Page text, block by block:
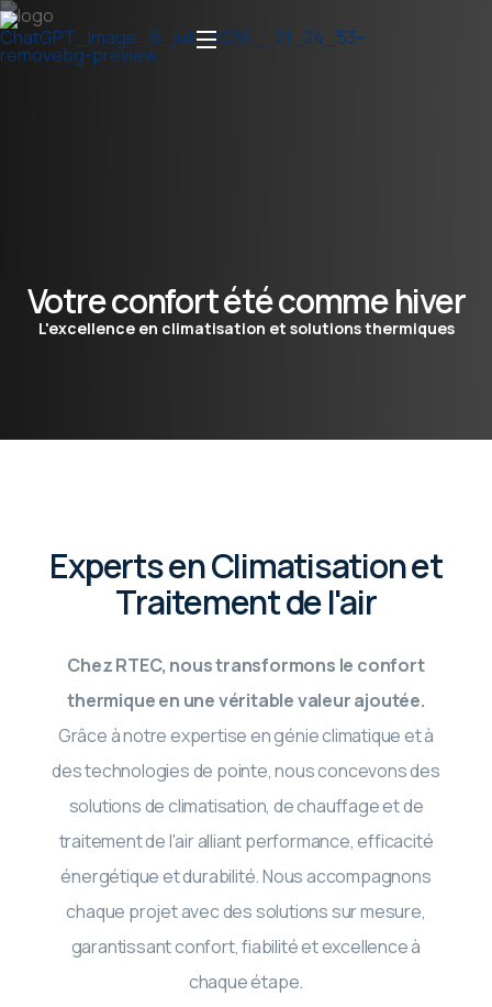
Votre confort été comme hiver
L'excellence en climatisation et solutions thermiques
Experts en Climatisation et
Traitement de l'air
Chez RTEC, nous transformons le confort
thermique en une véritable valeur ajoutée.
Grâce à notre expertise en génie climatique et à
des technologies de pointe, nous concevons des
solutions de climatisation, de chauffage et de
traitement de l'air alliant performance, efficacité
énergétique et durabilité. Nous accompagnons
chaque projet avec des solutions sur mesure,
garantissant confort, fiabilité et excellence à
chaque étape.